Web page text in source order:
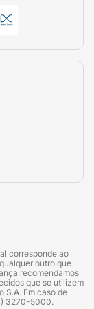
leite
C
e
produto
bem e
corresponde ao
outro que
recomendamos
que se utilizem
S.A. Em caso de
3270-5000.